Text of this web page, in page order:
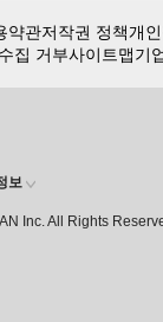
를
약관저작권 정책개
집 거부사이트맵기
보
Inc. All Rights